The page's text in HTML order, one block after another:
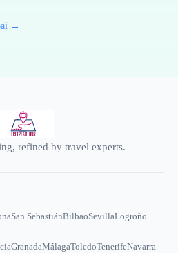
→
refined by travel experts.
San SebastiánBilbaoSevillaLogroño
GranadaMálagaToledoTenerifeNavarra